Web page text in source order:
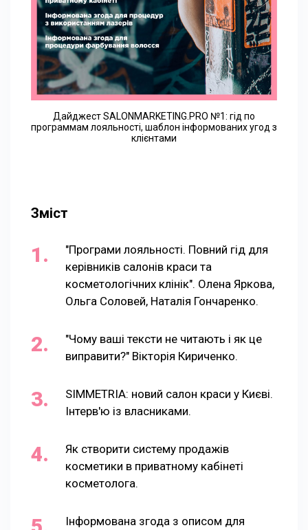
Дайджест SALONMARKETING.PRO №1: гід по
программам лояльності, шаблон інформованих угод з
клієнтами
Зміст
"Програми лояльності. Повний гід для
керівників салонів краси та
косметологічних клінік". Олена Яркова,
Ольга Соловей, Наталія Гончаренко.
"Чому ваші тексти не читають і як це
виправити?" Вікторія Кириченко.
SIMMETRIA: новий салон краси у Києві.
Інтерв'ю із власниками.
Як створити систему продажів
косметики в приватному кабінеті
косметолога.
Інформована згода з описом для